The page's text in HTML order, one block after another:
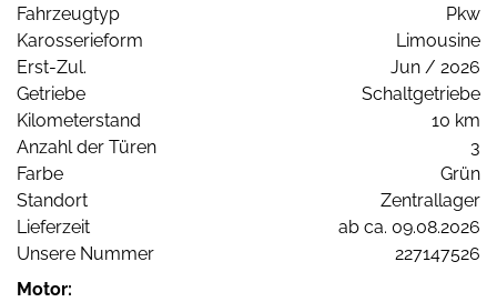
Fahrzeugtyp
Pkw
Karosserieform
Limousine
Erst-Zul.
Jun / 2026
Getriebe
Schaltgetriebe
Kilometerstand
10 km
Anzahl der Türen
3
Farbe
Grün
Standort
Zentrallager
Lieferzeit
ab ca. 09.08.2026
Unsere Nummer
227147526
Motor: